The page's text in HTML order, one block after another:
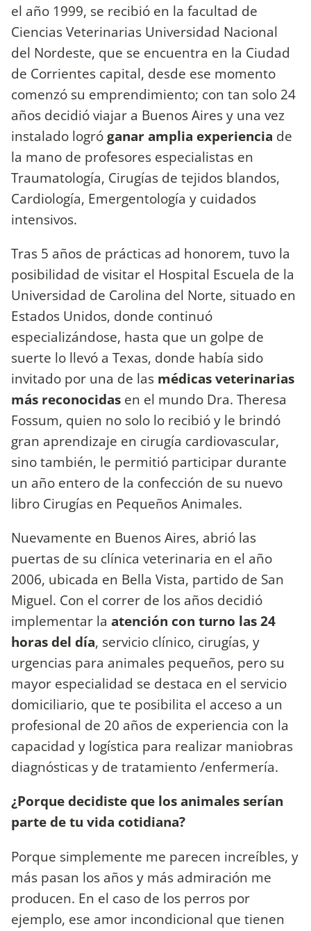
el año 1999, se recibió en la facultad de
Ciencias Veterinarias Universidad Nacional
del Nordeste, que se encuentra en la Ciudad
de Corrientes capital, desde ese momento
comenzó su emprendimiento; con tan solo 24
años decidió viajar a Buenos Aires y una vez
instalado logróganar amplia experiencia de
la mano de profesores especialistas en
Traumatología, Cirugías de tejidos blandos,
Cardiología, Emergentología y cuidados
intensivos.
Tras 5 años de prácticas ad honorem, tuvo la
posibilidad de visitar el Hospital Escuela de la
Universidad de Carolina del Norte, situado en
Estados Unidos, donde continuó
especializándose, hasta que un golpe de
suerte lo llevó a Texas, donde había sido
invitado por una de las médicas veterinarias
más reconocidas en el mundo Dra. Theresa
Fossum, quien no solo lo recibió y le brindó
gran aprendizaje en cirugía cardiovascular,
sino también, le permitió participar durante
un año entero de la confección de su nuevo
libro Cirugías en Pequeños Animales.
Nuevamente en Buenos Aires, abrió las
puertas de su clínica veterinaria en el año
2006, ubicada en Bella Vista, partido de San
Miguel. Con el correr de los años decidió
implementar la atención con turno las 24
horas del día, servicio clínico, cirugías, y
urgencias para animales pequeños, pero su
mayor especialidad se destaca en el servicio
domiciliario, que te posibilita el acceso a un
profesional de 20 años de experiencia con la
capacidad y logística para realizar maniobras
diagnósticas y de tratamiento /enfermería.
¿Porque decidiste que los animales serían
parte de tu vida cotidiana?
Porque simplemente me parecen increíbles, y
más pasan los años y más admiración me
producen. En el caso de los perros por
ejemplo, ese amor incondicional que tienen